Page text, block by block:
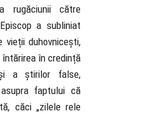
rugăciunii către
a subliniat
vieții duhovnicești,
în credință
a știrilor false,
faptului că
căci „zilele rele